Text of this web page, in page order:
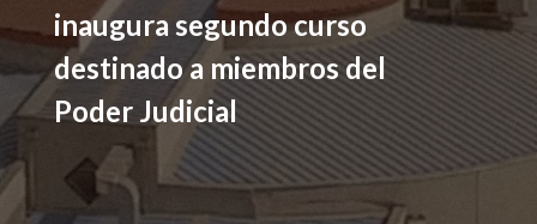
inaugura segundo curso
destinado a miembros del
Poder Judicial